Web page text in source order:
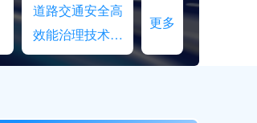
道路交通安全高
效能治理技术交
流
更多